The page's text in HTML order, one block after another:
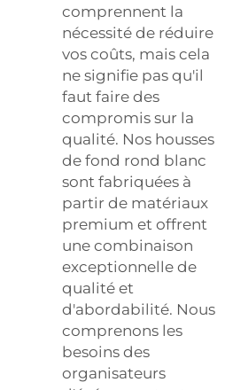
comprennent la
nécessité de réduire
vos coûts, mais cela
ne signifie pas qu'il
faut faire des
compromis sur la
qualité. Nos housses
de fond rond blanc
sont fabriquées à
partir de matériaux
premium et offrent
une combinaison
exceptionnelle de
qualité et
d'abordabilité. Nous
comprenons les
besoins des
organisateurs